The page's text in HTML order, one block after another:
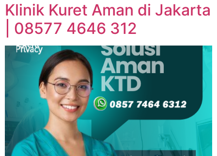
Klinik Kuret Aman di Jakarta
| 08577 4646 312